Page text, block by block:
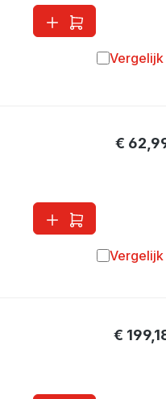
Vergelijk
€
Vergelijk
€